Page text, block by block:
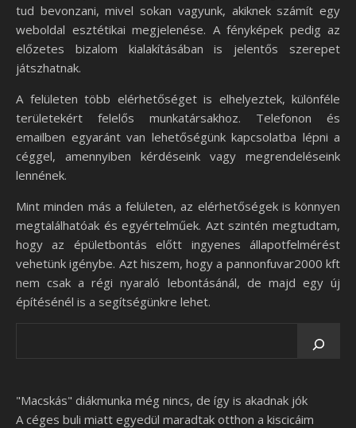
tud bevonzani, mivel sokan vagyunk, akiknek számít egy
weboldal esztétikai megjelenése. A fényképek pedig az
előzetes bizalom kialakításában is jelentős szerepet
játszhatnak.
A felületen több elérhetőséget is elhelyeztek, különféle
területekért felelős munkatársakhoz. Telefonon és
emailben egyaránt van lehetőségünk kapcsolatba lépni a
céggel, amennyiben kérdéseink vagy megrendeléseink
lennének.
Mint minden más a felületen, az elérhetőségek is könnyen
megtalálhatóak és egyértelműek. Azt szintén megtudtam,
hogy az épületbontás előtt ingyenes állapotfelmérést
vehetünk igénybe. Azt hiszem, hogy a pannonfuvar2000 kft
nem csak a régi nyaraló lebontásánál, de majd egy új
építésénél is a segítségünkre lehet.
"Macskás" diákmunka még nincs, de így is akadnak jók
A céges buli miatt egyedül maradtak otthon a kiscicáim